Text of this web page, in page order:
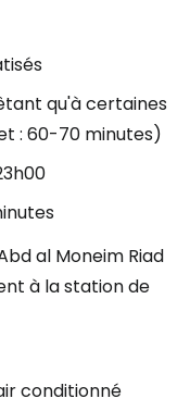
qu'à certaines
: 60-70 minutes)
al Moneim Riad
à la station de
conditionné